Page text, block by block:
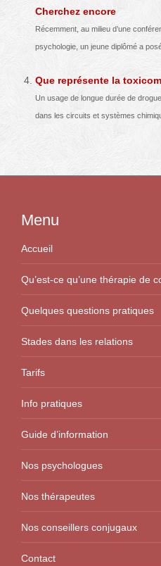
Cherchez encore
Récemment, au milieu d’une
psychologie, un jeune diplômé a
Que représente la
Un usage de longue durée de
dans les circuits et systèmes
Menu
Accueil
Qu’est-ce qu’une thérapie de
Quelques questions pratiques
Stades dans les relations
Tarifs
Info pratiques
Guide d’information
Nos psychologues
Nos thérapeutes
Nos conseillers conjugaux
Contact